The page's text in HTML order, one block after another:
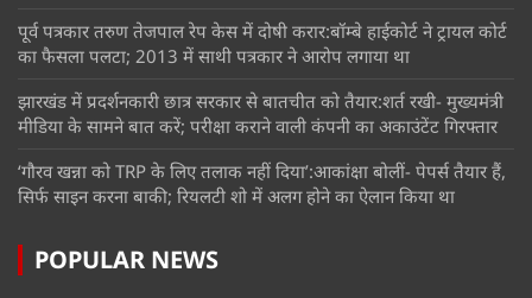
पूर्व पत्रकार तरुण तेजपाल रेप केस में दोषी करार:बॉम्बे हाईकोर्ट ने ट्रायल कोर्ट
का फैसला पलटा; 2013 में साथी पत्रकार ने आरोप लगाया था
झारखंड में प्रदर्शनकारी छात्र सरकार से बातचीत को तैयार:शर्त रखी- मुख्यमंत्री
मीडिया के सामने बात करें; परीक्षा कराने वाली कंपनी का अकाउंटेंट गिरफ्तार
‘गौरव खन्ना को TRP के लिए तलाक नहीं दिया’:आकांक्षा बोलीं- पेपर्स तैयार हैं,
सिर्फ साइन करना बाकी; रियलटी शो में अलग होने का ऐलान किया था
POPULAR NEWS